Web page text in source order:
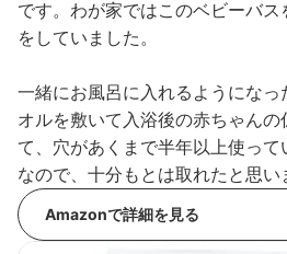
です。わが家ではこのベビーバ
をしていました。
一緒にお風呂に入れるようにな
オルを敷いて入浴後の赤ちゃん
て、穴があくまで半年以上使っ
なので、十分もとは取れたと思い
Amazonで詳細を見る